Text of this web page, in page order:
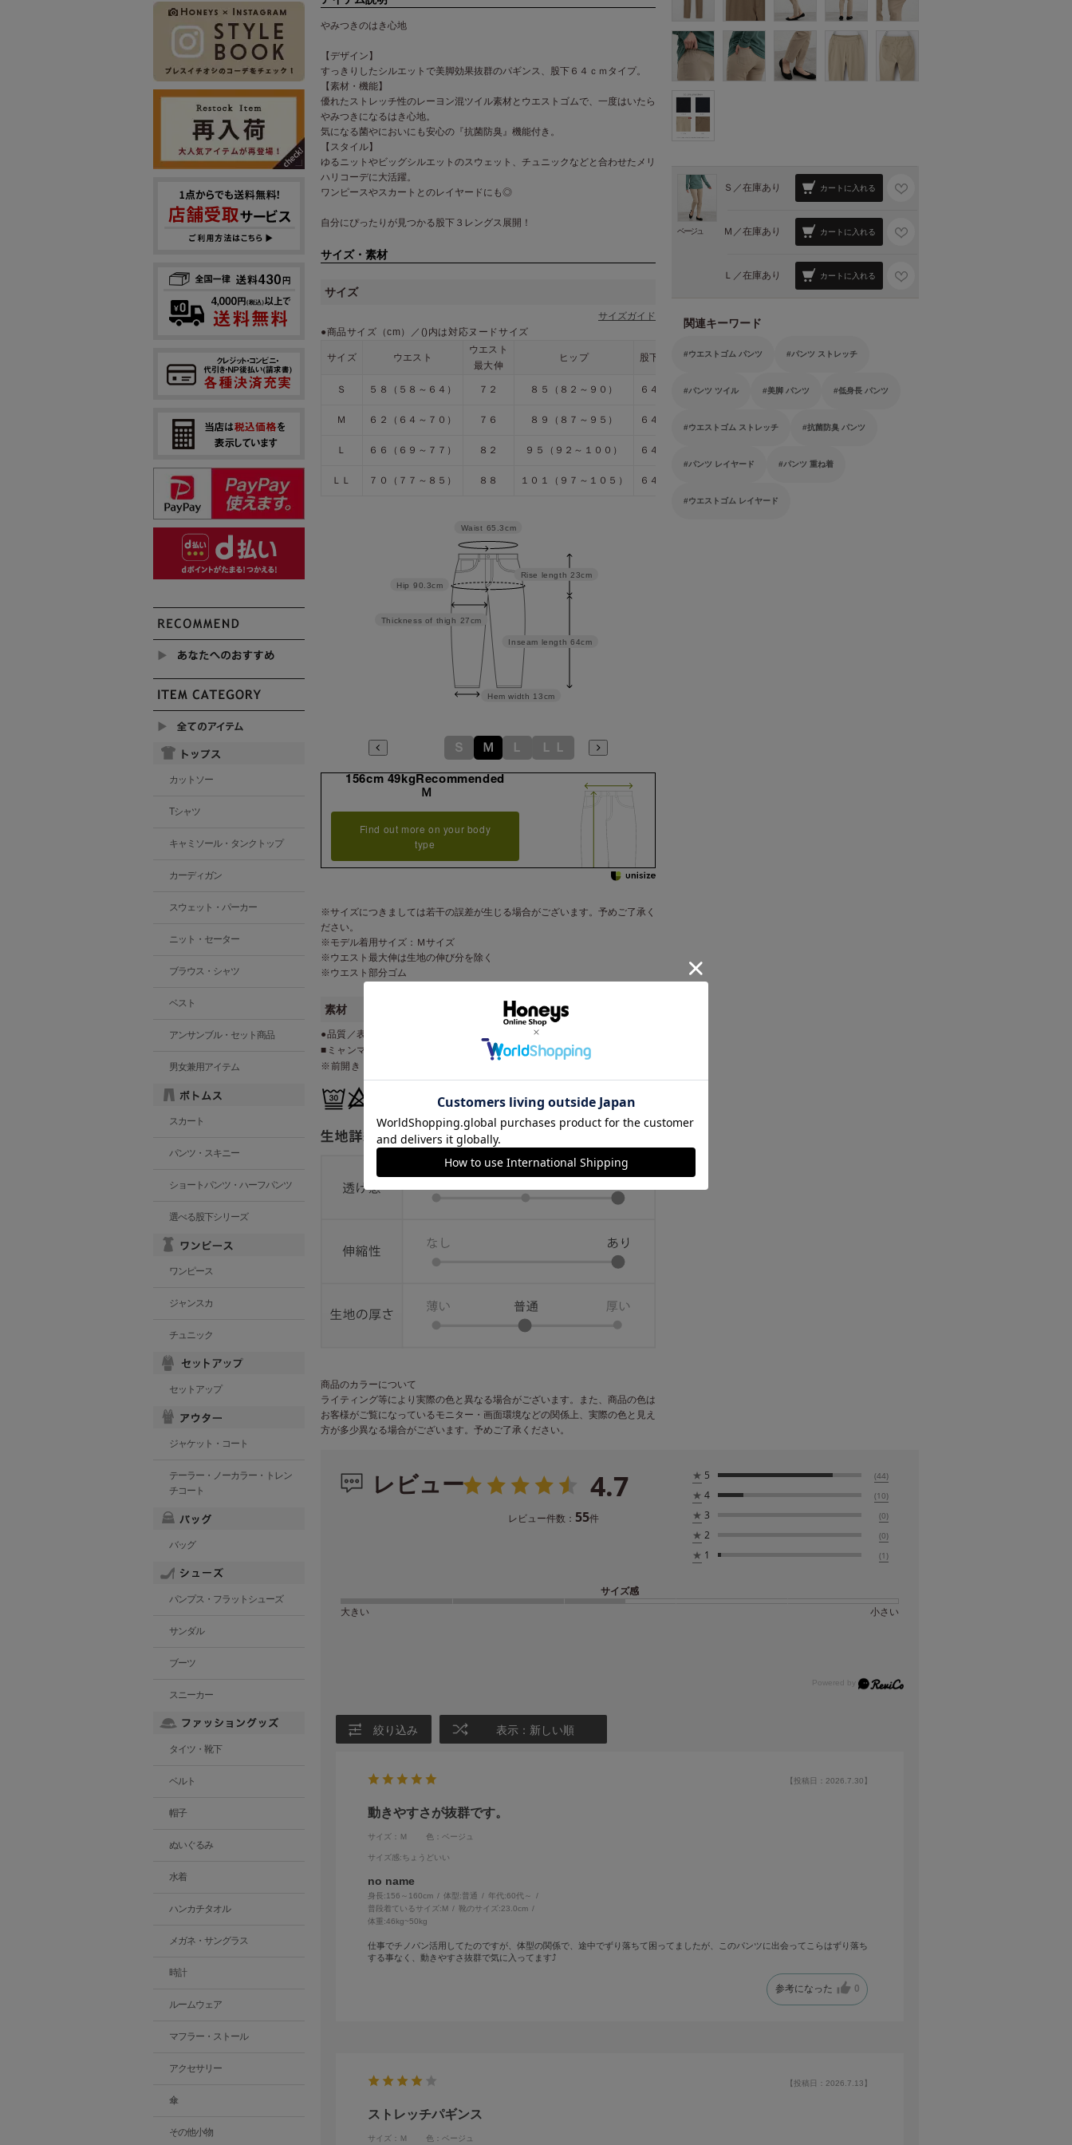
みつきのはき心地
【デザイン】
すっきりしたシルエットで美脚効果抜群のパギンス、股下６４ｃｍタイプ。
【素材・機能】
優れたストレッチ性のレーヨン混ツイル素材とウエストゴムで、一度はいたら
みつきになるはき心地。
気になる菌やにおいにも安心の『抗菌防臭』機能付き。
【スタイル】
ゆるニットやビッグシルエットのスウェット、チュニックなどと合わせたメリ
ハリコーデに大活躍。
ワンピースやスカートとのレイヤードにも◎
自分にぴったりが見つかる股下３レングス展開！
サイズ・素材
サイズ
サイズガイド
●商品サイズ（cm）／()内は対応ヌードサイズ
サイズ ウエスト
ウエスト
最大伸
ヒップ 股下 股上 ワタリ幅 裾幅
Ｓ ５８（５８～６４） ７２ ８５（８２～９０） ６４ ２２ ２６ １３
Ｍ ６２（６４～７０） ７６ ８９（８７～９５） ６４
Ｌ ６６（６９～７７） ８２ ９５（９２～１００） ６４
ＬＬ ７０（７７～８５） ８８ １０１（９７～１０５） ６４
Inseam length 64cm
Rise length 23cm
Hem width 13cm
Thickness of thigh 27cm
Hip 90.3cm
Waist 65.3cm
Ｓ Ｍ Ｌ ＬＬ
156cm 49kgRecommended
Ｍ
Find out more on your body
type
※サイズにつきましては若干の誤差が生じる場合がございます。予めご了承く
ださい。
※モデル着用サイズ：Ｍサイズ
※ウエスト最大伸は生地の伸び分を除く
※ウエスト部分ゴム
素材
●品質／表地 レーヨン ７８％・ナイロン １８％・ポリウレタン ４％
■ミャンマー製
※前開き・前ポケットみせかけ
商品のカラーについて
ライティング等により実際の色と異なる場合がございます。また、商品の色は
お客様がご覧になっているモニター・画面環境などの関係上、実際の色と見え
方が多少異なる場合がございます。予めご了承ください。
ベージュ
Ｓ／在庫あり カートに入れる
Ｍ／在庫あり カートに入れる
Ｌ／在庫あり カートに入れる
関連キーワード
ウエストゴム パンツ パンツ ストレッチ
パンツ ツイル 美脚 パンツ 低身長 パンツ
ウエストゴム ストレッチ 抗菌防臭 パンツ
パンツ レイヤード パンツ 重ね着
ウエストゴム レイヤード
レビュー 4.7
レビュー件数： 55件
★ 5 (44)
★ 4 (10)
★ 3 (0)
★ 2 (0)
★ 1 (1)
サイズ感
大きい
小さい
絞り込み 表示：新しい順
【投稿日：2026.7.30】
動きやすさが抜群です。
サイズ：Ｍ 色：ベージュ
サイズ感:ちょうどいい
no name
身長:156～160cm 体型: 普通 年代:60代～
普段着ているサイズ:M 靴のサイズ:23.0cm
体重:46kg~50kg
仕事でチノパン活用してたのですが、体型の関係で、途中でずり落ちて困ってましたが、このパンツに出会ってこらはずり落ち
する事なく、動きやすさ抜群で気に入ってます⤴️
参考になった 0
【投稿日：2026.7.13】
ストレッチパギンス
サイズ：Ｍ 色：ベージュ
カットソー
Tシャツ
キャミソール・タンクトップ
カーディガン
スウェット・パーカー
ニット・セーター
ブラウス・シャツ
ベスト
アンサンブル・セット商品
男女兼用アイテム
スカート
パンツ・スキニー
ショートパンツ・ハーフパンツ
選べる股下シリーズ
ワンピース
ジャンスカ
チュニック
セットアップ
ジャケット・コート
テーラー・ノーカラー・トレン
チコート
バッグ
パンプス・フラットシューズ
サンダル
ブーツ
スニーカー
タイツ・靴下
ベルト
帽子
ぬいぐるみ
水着
ハンカチタオル
メガネ・サングラス
時計
ルームウェア
マフラー・ストール
アクセサリー
傘
その他小物